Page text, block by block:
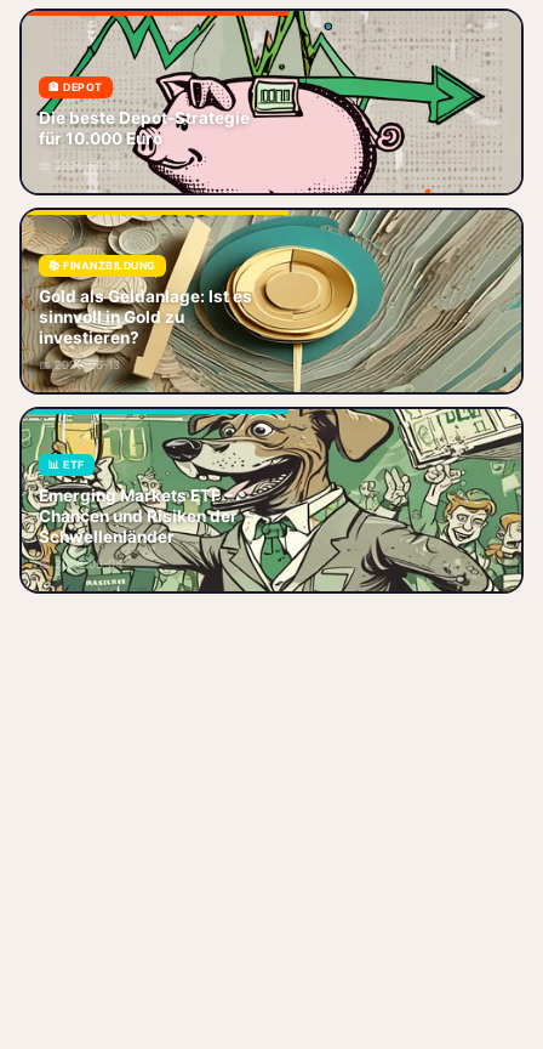
🏦 DEPOT
Die beste Depot-Strategie
für 10.000 Euro
📅 2026-06-18
Die beste Depot-Strategie für
10.000 Euro – So legst du jetzt
richtig los Stell dir vor: Du hast
10.000 Euro auf der ho
📚 FINANZBILDUNG
Gold als Geldanlage: Ist es
sinnvoll in Gold zu
investieren?
📅 2026-06-13
Gold als Geldanlage 2026:
Goldpreis bei 3.200+,
Zentralbanken kaufen,
Zinswende. Portfolio-Allokation
5-15%, ETFs oder B
📊 ETF
Emerging Markets ETF –
Chancen und Risiken der
Schwellenländer
📅 2026-06-04
Emerging Markets ETF –
Chancen und Risiken der
Schwellenländer Du schaust auf
dein Depot und es gähnt dich
an? Alles vol